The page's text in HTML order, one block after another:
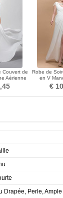
Couvert de
Aérienne
Robe de
en V
€
Drapée, Perle,